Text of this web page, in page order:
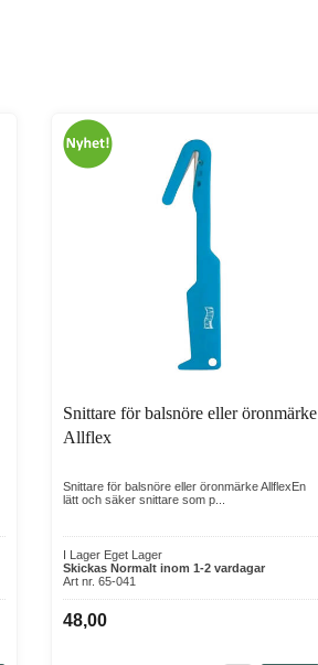
Snittare för balsnöre eller öronmärke
Allflex
Snittare för balsnöre eller öronmärke AllflexEn
lätt och säker snittare som p...
I Lager Eget Lager
Skickas Normalt inom 1-2 vardagar
Art nr. 65-041
48,00